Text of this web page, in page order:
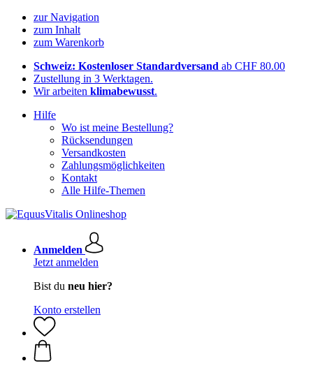
zur Navigation
zum Inhalt
zum Warenkorb
Schweiz: Kostenloser Standardversand ab CHF 80.00
Zustellung in 3 Werktagen.
Wir arbeiten klimabewusst.
Hilfe
Wo ist meine Bestellung?
Rücksendungen
Versandkosten
Zahlungsmöglichkeiten
Kontakt
Alle Hilfe-Themen
Anmelden
Jetzt anmelden
Bist du neu hier?
Konto erstellen